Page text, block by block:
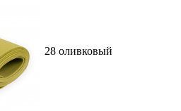
28 оливковый